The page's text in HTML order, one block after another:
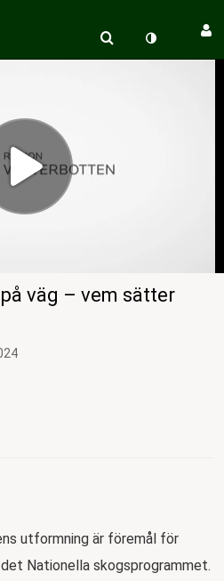
väg – vem sätter
utformning är föremål för
Nationella skogsprogrammet.